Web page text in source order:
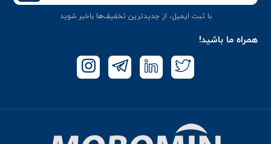
با ثبت ایمیل، از جدید‌ترین تخفیف‌ها با‌خبر شوید
همراه ما باشید!